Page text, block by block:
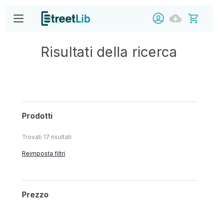
Risultati della ricerca
Prodotti
Trovati 17 risultati
Reimposta filtri
Prezzo